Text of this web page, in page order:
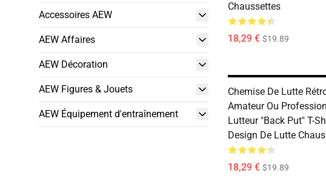
Accessoires AEW
AEW Affaires
AEW Décoration
AEW Figures & Jouets
AEW Équipement d'entraînement
Chaussettes
18,29 € $19.89
Chemise De Lutte
Amateur Ou
Lutteur "Back Put" T-
Design De Lutte
18,29 € $19.89